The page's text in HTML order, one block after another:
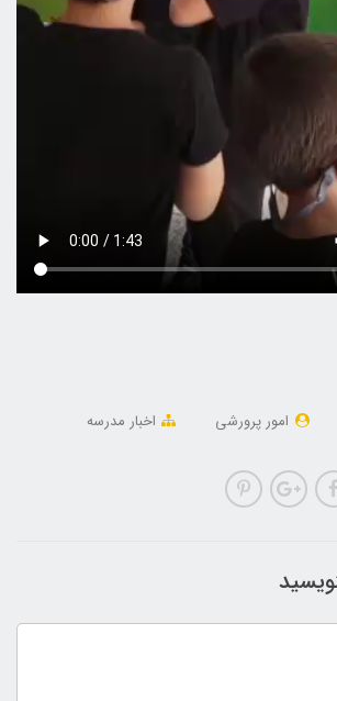
امور پرورشی اخبار مدرسه